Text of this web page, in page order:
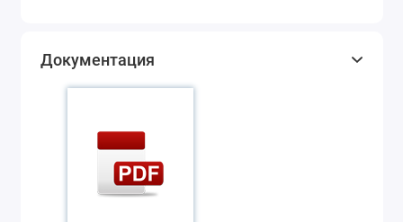
Документация